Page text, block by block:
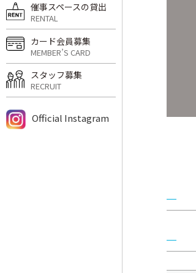
催事スペースの貸出
RENTAL
カード会員募集
MEMBER’S CARD
スタッフ募集
RECRUIT
Official Instagram